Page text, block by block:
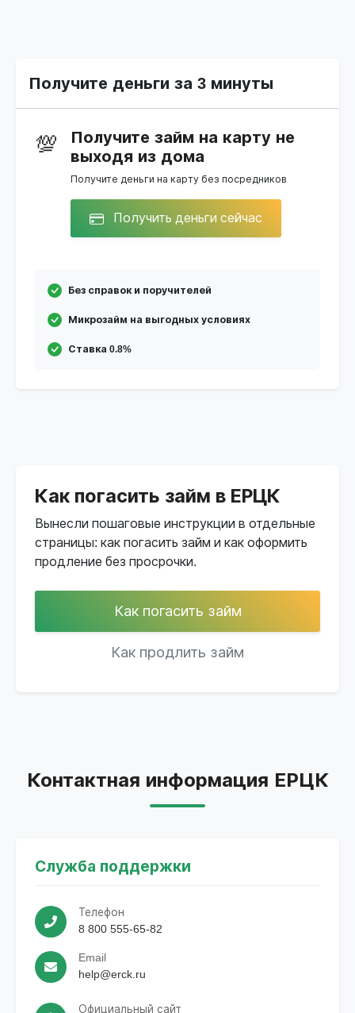
Получите деньги за 3 минуты
💯
Получите займ на карту не
выходя из дома
Получите деньги на карту без посредников
Получить деньги сейчас
Без справок и поручителей
Микрозайм на выгодных условиях
Ставка 0.8%
Как погасить займ в ЕРЦК
Вынесли пошаговые инструкции в отдельные
страницы: как погасить займ и как оформить
продление без просрочки.
Как погасить займ
Как продлить займ
Контактная информация ЕРЦК
Служба поддержки
Телефон
8 800 555-65-82
Email
help@erck.ru
Официальный сайт